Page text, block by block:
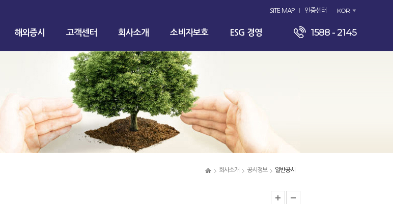
SITE MAP 인증센터 KOR
해외증시 고객센터 회사소개 소비자보호 ESG 경영 1588 - 2145
회사소개 공시정보 일반공시